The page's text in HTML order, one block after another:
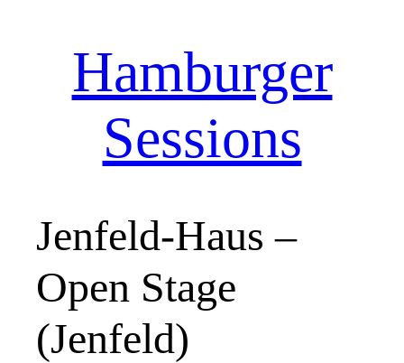
Hamburger
Sessions
Jenfeld-Haus –
Open Stage
(Jenfeld)